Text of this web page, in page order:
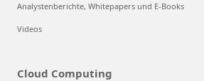
Analystenberichte, Whitepapers und E-Books
Videos
Cloud Computing